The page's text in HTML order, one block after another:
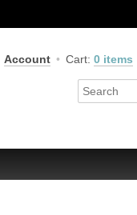
Account Cart: 0 items